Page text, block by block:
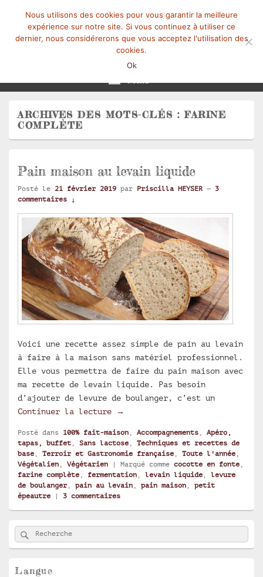
ARCHIVES DES MOTS-CLÉS :FARINE
COMPLÈTE
Pain maison au levain liquide
Posté le 21 février 2019 par Priscilla HEYSER — 3
commentaires ↓
Voici une recette assez simple de pain au levain
à faire à la maison sans matériel professionnel.
Elle vous permettra de faire du pain maison avec
ma recette de levain liquide. Pas besoin
d’ajouter de levure de boulanger, c’est un
Continuer la lecture
Pain maison au levain liquide
→
Posté dans 100% fait-maison , Accompagnements , Apéro,
tapas, buffet , Sans lactose , Techniques et recettes de
base , Terroir et Gastronomie française , Toute l'année ,
Végétalien , Végétarien | Marqué comme cocotte en fonte ,
farine complète , fermentation , levain liquide , levure
de boulanger, pain au levain , pain maison , petit
épeautre
| 3 commentaires
Zone
principale
de
pour
Recherche :
Rechercher
Langue
Nous utilisons des cookies pour vous garantir la meilleure
expérience sur notre site. Si vous continuez à utiliser ce
dernier, nous considérerons que vous acceptez l'utilisation des
cookies.
Ok